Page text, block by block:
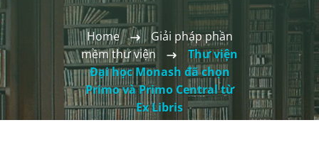
Home
Giải pháp phần
mềm thư viện
Thư viện
Đại học Monash đã chọn
Primo và Primo Central từ
Ex Libris